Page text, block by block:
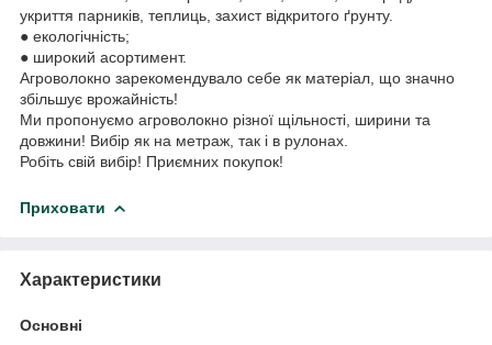
укриття парників, теплиць, захист відкритого ґрунту.
● екологічність;
● широкий асортимент.
Агроволокно зарекомендувало себе як матеріал, що значно
збільшує врожайність!
Ми пропонуємо агроволокно різної щільності, ширини та
довжини! Вибір як на метраж, так і в рулонах.
Робіть свій вибір! Приємних покупок!
Приховати
Характеристики
Основні